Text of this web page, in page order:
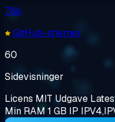
78k
GitHub-stjerner
60
Sidevisninger
Licens MIT Udgave
Min RAM 1 GB IP